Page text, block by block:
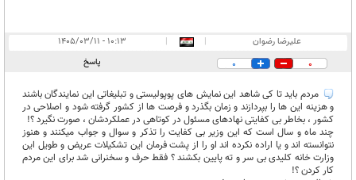
علیرضا رضوان |
|
۱۰:۱۳ - ۱۴۰۵/۰۳/۱۱
0
0 پاسخ
مردم باید تا کی شاهد این نمایش های پوپولیستی و تبلیغاتی این نمایندگان باشند
و هزینه این ها را بپردازند و زمان بگذرد و فرصت ها از کشور گرفته شود و اصلاحی در
کشور ، بخاطر بی کفایتی نهادهای مسئول در کوتاهی در عملکردشان ، صورت نگیرد ؟!
چند ماه و سال است که این وزیر بی کفایت را تذکر و سوال و جواب میکنند و هنوز
نتوانسته اند و یا اراده نکرده اند او را از پشت فرمان این تشکیلات عریض و طویل این
وزارت خانه کلیدی بی سر و ته پایین بکشند ؟ فقط حرف و سخنرانی شد برای این مردم
کار کردن ؟!